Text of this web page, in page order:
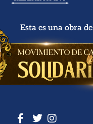
Esta es una obra de